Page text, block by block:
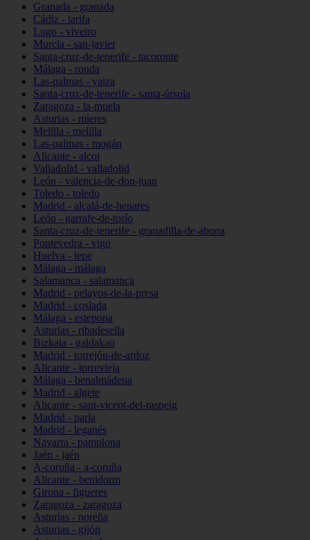
Granada - granada
Cádiz - tarifa
Lugo - viveiro
Murcia - san-javier
Santa-cruz-de-tenerife - tacoronte
Málaga - ronda
Las-palmas - yaiza
Santa-cruz-de-tenerife - santa-úrsula
Zaragoza - la-muela
Asturias - mieres
Melilla - melilla
Las-palmas - mogán
Alicante - alcoi
Valladolid - valladolid
León - valencia-de-don-juan
Toledo - toledo
Madrid - alcalá-de-henares
León - garrafe-de-torío
Santa-cruz-de-tenerife - granadilla-de-abona
Pontevedra - vigo
Huelva - lepe
Málaga - málaga
Salamanca - salamanca
Madrid - pelayos-de-la-presa
Madrid - coslada
Málaga - estepona
Asturias - ribadesella
Bizkaia - galdakao
Madrid - torrejón-de-ardoz
Alicante - torrevieja
Málaga - benalmádena
Madrid - algete
Alicante - sant-vicent-del-raspeig
Madrid - parla
Madrid - leganés
Navarra - pamplona
Jaén - jaén
A-coruña - a-coruña
Alicante - benidorm
Girona - figueres
Zaragoza - zaragoza
Asturias - noreña
Asturias - gijón